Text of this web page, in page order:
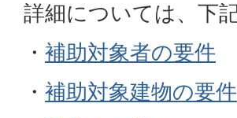
詳細については、下
・ 補助対象者の要件
・ 補助対象建物の要件